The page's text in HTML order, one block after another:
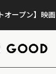
オープン】映